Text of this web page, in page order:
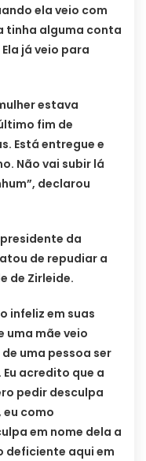
ela veio com
tinha alguma conta
já veio para
estava
fim de
Está entregue e
Não vai subir lá
declarou
da
de repudiar a
de Zirleide.
infeliz em suas
uma mãe veio
uma pessoa ser
acredito que a
pedir desculpa
eu como
em nome dela a
deficiente aqui em